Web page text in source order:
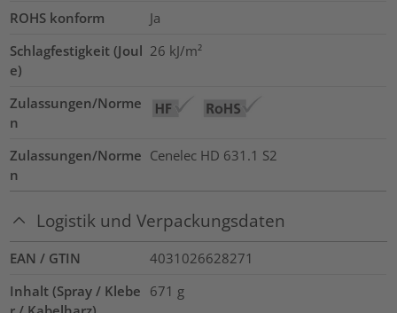
ROHS konform
Ja
Schlagfestigkeit (Joul
e)
26 kJ/m²
Zulassungen/Norme
n
Zulassungen/Norme
n
Cenelec HD 631.1 S2
Logistik und Verpackungsdaten
EAN / GTIN
4031026628271
Inhalt (Spray / Klebe 671 g